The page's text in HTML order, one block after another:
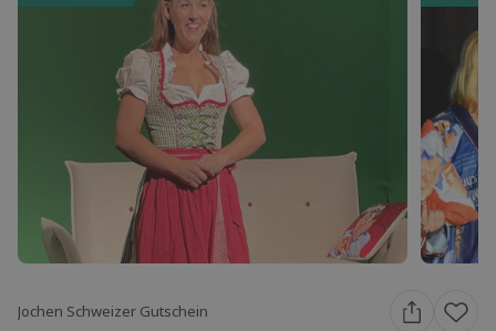
Jochen Schweizer Gutschein